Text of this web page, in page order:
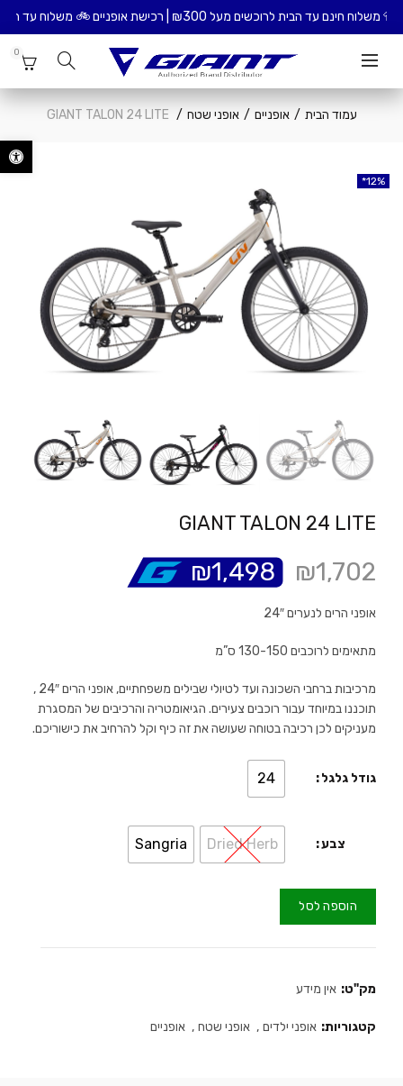
פתח סרגל
לרוכשים מעל ₪300 | רכישת אופניים 🚲 משלוח עד הבית כולל הרכבת האופניים – ₪99
0
עמוד הבית אופניים אופני שטח
12%
12%
GIANT TALON 24 LITE
₪1,702
₪1,498
אופני הרים לנערים 24″
מתאימים לרוכבים 130-150 ס”מ
מרכיבות ברחבי השכונה ועד לטיולי שבילים משפחתיים, אופני הרים 24″ ,
תוכננו במיוחד עבור רוכבים צעירים. הגיאומטריה והרכיבים של המסגרת
מעניקים לכן רכיבה בטוחה שעושה את זה כיף וקל להרחיב את כישוריכם.
גודל גלגל 24
צבע Dried Herb
Sangria
הוספה לסל
מק"ט: אין מידע
קטגוריות: אופני ילדים , אופני שטח , אופניים